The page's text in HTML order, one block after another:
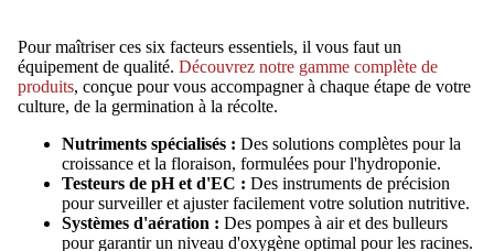
Pour maîtriser ces six facteurs essentiels, il vous faut un
équipement de qualité. Découvrez notre gamme complète de
produits, conçue pour vous accompagner à chaque étape de votre
culture, de la germination à la récolte.
Nutriments spécialisés : Des solutions complètes pour la
croissance et la floraison, formulées pour l'hydroponie.
Testeurs de pH et d'EC : Des instruments de précision
pour surveiller et ajuster facilement votre solution nutritive.
Systèmes d'aération : Des pompes à air et des bulleurs
pour garantir un niveau d'oxygène optimal pour les racines.